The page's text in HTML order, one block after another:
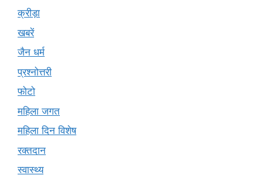
क्रीड़ा
खबरें
जैन धर्म
प्रश्नोत्तरी
फोटो
महिला जगत
महिला दिन विशेष
रक्तदान
स्वास्थ्य